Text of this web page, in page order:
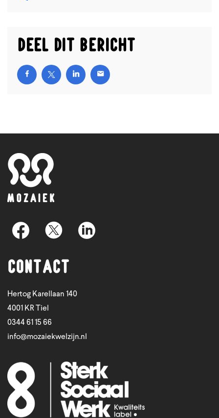
Deel dit bericht
Contact
Hertog Karellaan 140
4001 KR Tiel
0344 61 15 66
info@mozaiekwelzijn.nl